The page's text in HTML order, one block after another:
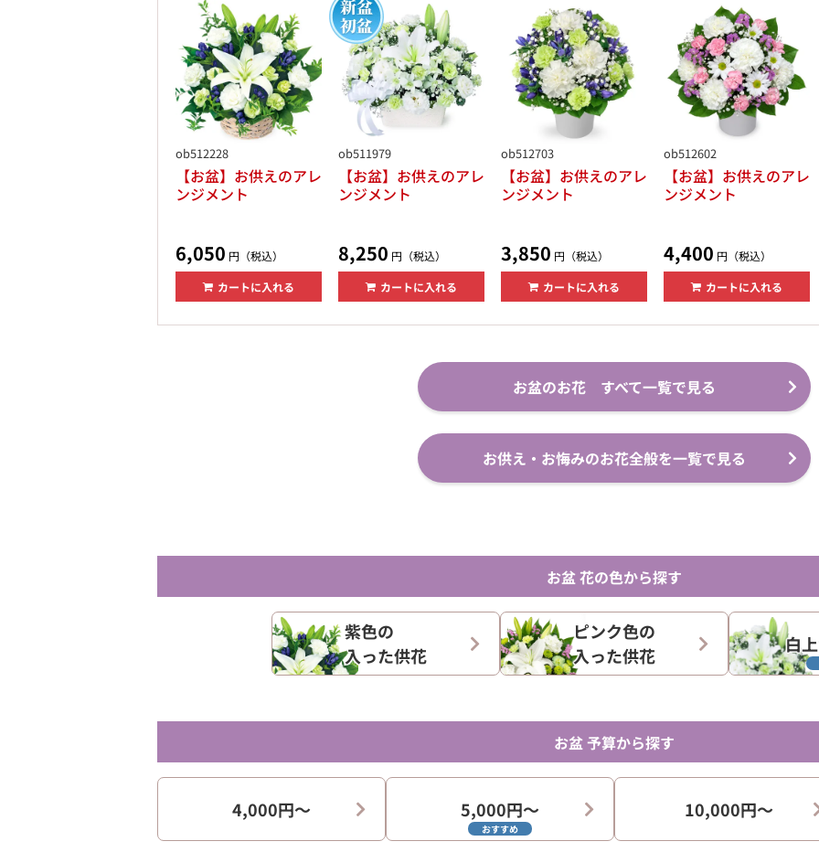
ob512228
【お盆】お供えのアレ
ンジメント
6,050 円（税込）
カートに入れる
ob511979
【お盆】お供えのアレ
ンジメント
8,250 円（税込）
カートに入れる
ob512703
【お盆】お供えのアレ
ンジメント
3,850 円（税込）
カートに入れる
ob512602
【お盆】お供えのアレ
ンジメント
4,400 円（税込）
カートに入れる
お盆のお花 すべて一覧で見る
お供え・お悔みのお花全般を一覧で見る
お盆 花の色から探す
紫色の
入った供花
ピンク色の
入った供花
白
お盆 予算から探す
4,000円〜 5,000円〜
おすすめ
10,000円〜